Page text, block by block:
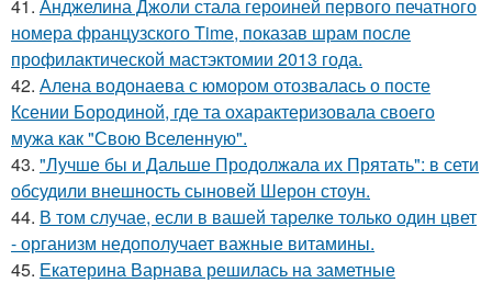
41. Анджелина Джоли стала героиней первого печатного
номера французского Time, показав шрам после
профилактической мастэктомии 2013 года.
42. Алена водонаева с юмором отозвалась о посте
Ксении Бородиной, где та охарактеризовала своего
мужа как "Свою Вселенную".
43. "Лучше бы и Дальше Продолжала их Прятать": в сети
обсудили внешность сыновей Шерон стоун.
44. В том случае, если в вашей тарелке только один цвет
- организм недополучает важные витамины.
45. Екатерина Варнава решилась на заметные